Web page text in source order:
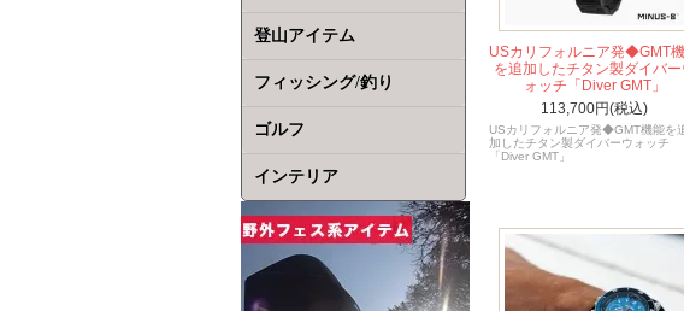
登山アイテム
フィッシング/釣り
ゴルフ
インテリア
USカリフォルニア発◆GMT
を追加したチタン製ダイバー
ォッチ「Diver GMT」
113,700円(税込)
USカリフォルニア発◆GMT機能を
加したチタン製ダイバーウォッチ
「Diver GMT」